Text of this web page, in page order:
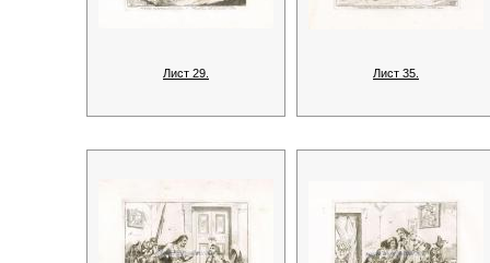
Лист 29. Лист 35.